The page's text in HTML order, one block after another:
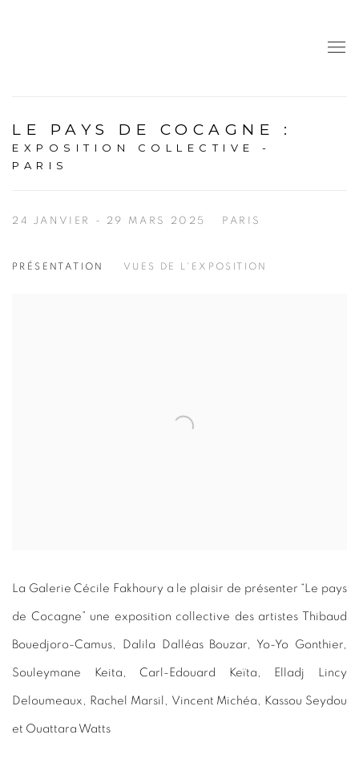
LE PAYS DE COCAGNE :
EXPOSITION COLLECTIVE -
PARIS
24 JANVIER - 29 MARS 2025 PARIS
PRÉSENTATION VUES DE L'EXPOSITION
La Galerie Cécile Fakhoury a le plaisir de présenter “Le pays
de Cocagne” une exposition collective des artistes Thibaud
Bouedjoro-Camus, Dalila Dalléas Bouzar, Yo-Yo Gonthier,
Souleymane Keita, Carl-Edouard Keïta, Elladj Lincy
Deloumeaux, Rachel Marsil, Vincent Michéa, Kassou Seydou
et Ouattara Watts